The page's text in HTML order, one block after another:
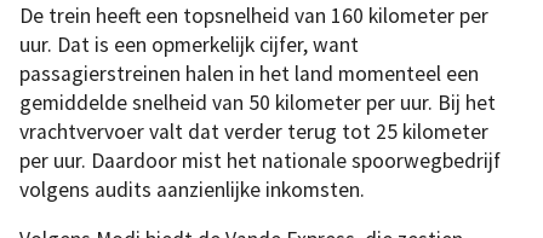
De trein heeft een topsnelheid van 160 kilometer per
uur. Dat is een opmerkelijk cijfer, want
passagierstreinen halen in het land momenteel een
gemiddelde snelheid van 50 kilometer per uur. Bij het
vrachtvervoer valt dat verder terug tot 25 kilometer
per uur. Daardoor mist het nationale spoorwegbedrijf
volgens audits aanzienlijke inkomsten.